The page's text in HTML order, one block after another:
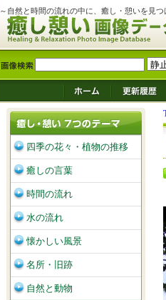
～自然と時間の流れの中に、癒し・憩いを見つ
四季の花々・植物の推移
癒しの言葉
時間の流れ
水の流れ
懐かしい風景
名所・旧跡
自然と動物